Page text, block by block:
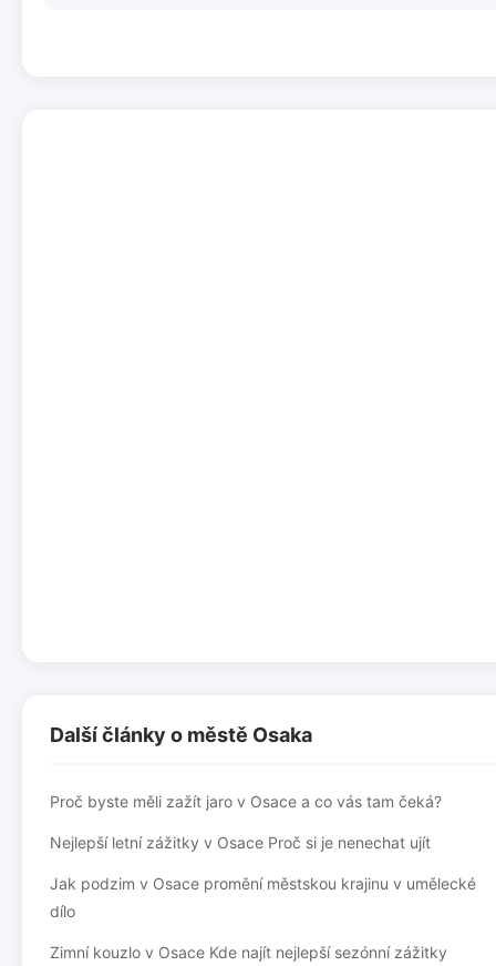
Další články o městě Osaka
Proč byste měli zažít jaro v Osace a co vás tam čeká?
Nejlepší letní zážitky v Osace Proč si je nenechat ujít
Jak podzim v Osace promění městskou krajinu v umělecké
dílo
Zimní kouzlo v Osace Kde najít nejlepší sezónní zážitky